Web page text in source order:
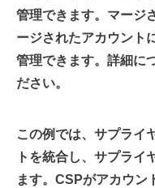
管理できます。マージ
ージされたアカウント
管理できます。詳細に
ださい。
この例では、サプライ
トを統合し、サプライ
ます。CSPがアカウン